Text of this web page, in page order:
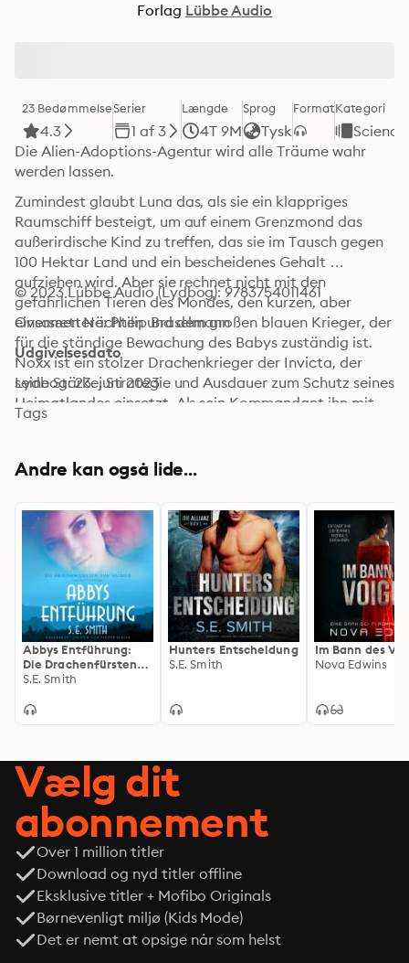
Forlag Lübbe Audio
23 Bedømmelse
4.3
Serier
1 af 3
Længde
4T 9M
Sprog
Tysk
FormatKategori
Die Alien-Adoptions-Agentur wird alle Träume wahr
werden lassen.
Zumindest glaubt Luna das, als sie ein klappriges
Raumschiff besteigt, um auf einem Grenzmond das
außerirdische Kind zu treffen, das sie im Tausch gegen
100 Hektar Land und ein bescheidenes Gehalt
aufziehen wird. Aber sie rechnet nicht mit den
gefährlichen Tieren des Mondes, den kurzen, aber
einsamen Nächten und dem großen blauen Krieger, der
für die ständige Bewachung des Babys zuständig ist.
Noxx ist ein stolzer Drachenkrieger der Invicta, der
seine Stärke, Strategie und Ausdauer zum Schutz seines
Heimatlandes einsetzt. Als sein Kommandant ihn mit
der Bewachung eines Babys beauftragt, ärgert er sich
schlimm genug, dass er sich mit dem kleinen Welpen
anfreundet, aber als er die Adoptivmutter des Kindes
Noxx muss sein verzweifeltes Verlangen nach der
dunkelhaarigen Schönheit verleugnen, wenn er seine
Chance auf Erlösung wahren will.
Als sie bei einem Last-Minute-Trekking durch den Wald
von Clotho in einen gefährlichen Kampf verwickelt
werden, muss Luna lernen, dem gutaussehenden blauen
Krieger zu vertrauen. Aber kann der Drache seine
Pflicht lange genug loslassen, um jemanden zu lieben
und im Gegenzug geliebt zu werden?
© 2023 Lübbe Audio (Lydbog): 9783754011461
Oversættere: Philip Braselmann
Udgivelsesdato
Lydbog: 23. juni 2023
Tags
Andre kan også lide...
Abbys Entführung:
Die Drachenfürsten
von Valdier#1
S.E. Smith
Hunters Entscheidung
S.E. Smith
Im Bann des
Nova Edwins
Vælg dit
abonnement
Over 1 million titler
Download og nyd titler offline
Eksklusive titler + Mofibo Originals
Børnevenligt miljø (Kids Mode)
Det er nemt at opsige når som helst